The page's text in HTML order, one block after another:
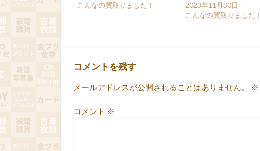
こんなの買取りました！
2023年11月30日
こんなの買取りました！
コメントを残す
メールアドレスが公開されることはありません。 ※
コメント ※